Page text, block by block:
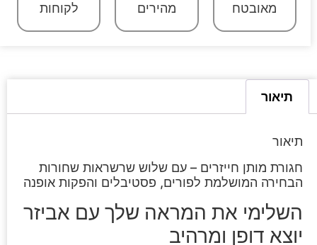
מאובטח
מהירים
לקוחות
תיאור
תיאור
חגורת מותן חייזרים – עם שלוש שרשראות שחורות
הבחירה המושלמת לפורים, פסטיבלים והפקות אופנה
השלימי את המראה שלך עם אביזר
יוצא דופן ומרהיב